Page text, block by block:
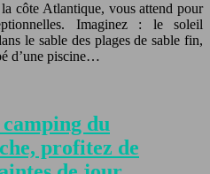
côte Atlantique, vous attend pour
Imaginez : le soleil
le sable des plages de sable fin,
d’une piscine…
du
profitez de